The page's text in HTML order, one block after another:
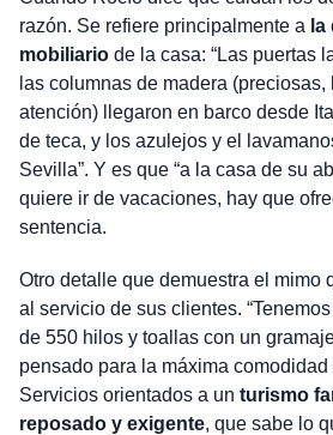
razón. Se refiere principalmente a
mobiliariode la casa: “Las puertas
las columnas de madera
atención) llegaron en barco desde
de teca, y los azulejos y el
Sevilla”. Y es que “a la casa de su
quiere ir de vacaciones, hay que
sentencia.
Otro detalle que demuestra el mimo
al servicio de sus clientes.
de 550 hilos y toallas con un
pensado para la máxima comodidad
Servicios orientados a un turismo
reposado y exigente, que sabe lo